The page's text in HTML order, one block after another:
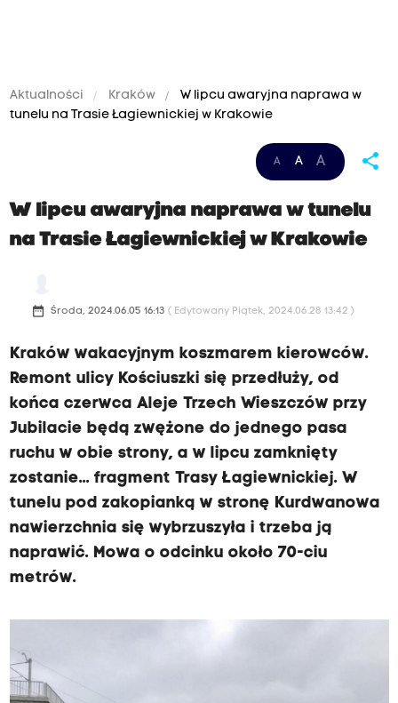
Aktualności Kraków
W lipcu awaryjna naprawa w
tunelu na Trasie Łagiewnickiej w Krakowie
A A A share
W lipcu awaryjna naprawa w tunelu
na Trasie Łagiewnickiej w Krakowie
date_range Środa, 2024.06.05 16:13 ( Edytowany Piątek, 2024.06.28 13:42 )
Kraków wakacyjnym koszmarem kierowców.
Remont ulicy Kościuszki się przedłuży, od
końca czerwca Aleje Trzech Wieszczów przy
Jubilacie będą zwężone do jednego pasa
ruchu w obie strony, a w lipcu zamknięty
zostanie... fragment Trasy Łagiewnickiej. W
tunelu pod zakopianką w stronę Kurdwanowa
nawierzchnia się wybrzuszyła i trzeba ją
naprawić. Mowa o odcinku około 70-ciu
metrów.